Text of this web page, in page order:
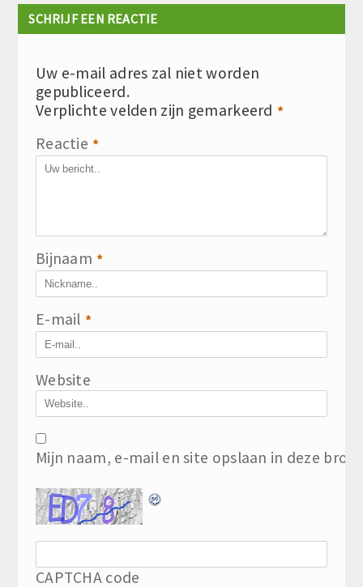
SCHRIJF EEN REACTIE
Uw e-mail adres zal niet worden
gepubliceerd.
Verplichte velden zijn gemarkeerd *
Reactie *
Bijnaam *
E-mail *
Website
Mijn naam, e-mail en site opslaan in deze
CAPTCHA code